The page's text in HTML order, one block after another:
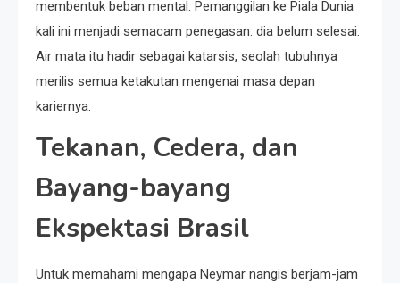
membentuk beban mental. Pemanggilan ke Piala Dunia
kali ini menjadi semacam penegasan: dia belum selesai.
Air mata itu hadir sebagai katarsis, seolah tubuhnya
merilis semua ketakutan mengenai masa depan
kariernya.
Tekanan, Cedera, dan
Bayang-bayang
Ekspektasi Brasil
Untuk memahami mengapa Neymar nangis berjam-jam